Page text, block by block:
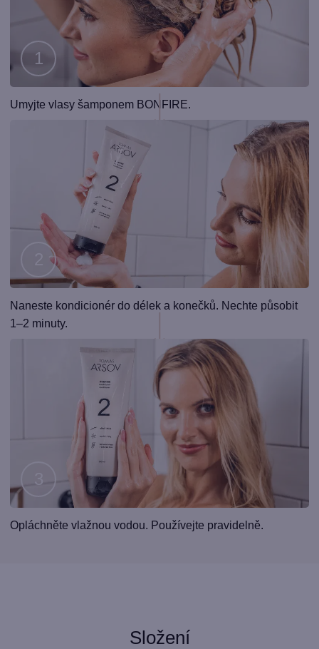
Krok
Umyjte vlasy šamponem BONFIRE.
Krok
2
Naneste kondicionér do délek a konečků. Nechte působit
1–2 minuty.
Krok
Opláchněte vlažnou vodou. Používejte pravidelně.
Složení